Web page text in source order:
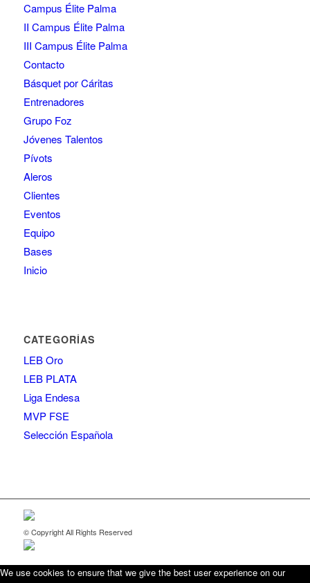
Campus Élite Palma
II Campus Élite Palma
III Campus Élite Palma
Contacto
Básquet por Cáritas
Entrenadores
Grupo Foz
Jóvenes Talentos
Pívots
Aleros
Clientes
Eventos
Equipo
Bases
Inicio
CATEGORÍAS
LEB Oro
LEB PLATA
Liga Endesa
MVP FSE
Selección Española
© Copyright All Rights Reserved
We use cookies to ensure that we give the best user experience on our